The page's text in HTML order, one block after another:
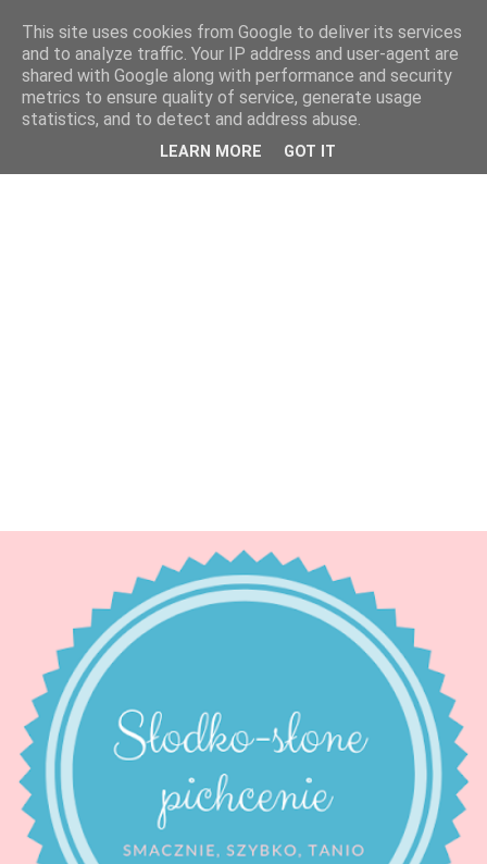
This site uses cookies from Google to deliver its services
and to analyze traffic. Your IP address and user-agent are
shared with Google along with performance and security
metrics to ensure quality of service, generate usage
statistics, and to detect and address abuse.
LEARN MORE GOT IT